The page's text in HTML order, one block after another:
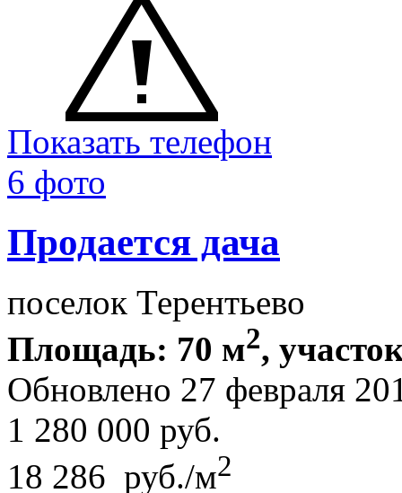
Показать телефон
6 фото
Продается дача
поселок Терентьево
Площадь: 70 м2,
Обновлено 27 февраля
1 280 000 руб.
18 286 руб./м2